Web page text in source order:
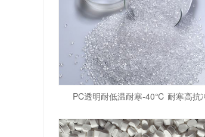
PC透明耐低温耐寒-40℃ 耐寒高抗